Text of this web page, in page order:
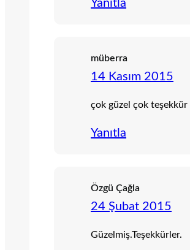
Yanıtla
müberra
14 Kasım 2015
çok güzel çok
Yanıtla
Özgü Çağla
24 Şubat 2015
Güzelmiş.Teşekkürler.